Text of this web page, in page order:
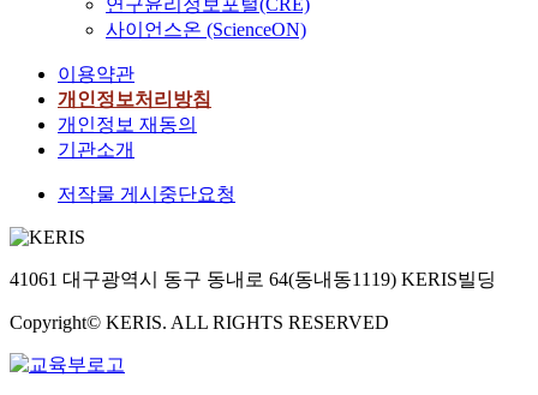
연구윤리정보포털(CRE)
사이언스온 (ScienceON)
이용약관
개인정보처리방침
개인정보 재동의
기관소개
저작물 게시중단요청
41061 대구광역시 동구 동내로 64(동내동1119) KERIS빌딩
Copyright© KERIS. ALL RIGHTS RESERVED